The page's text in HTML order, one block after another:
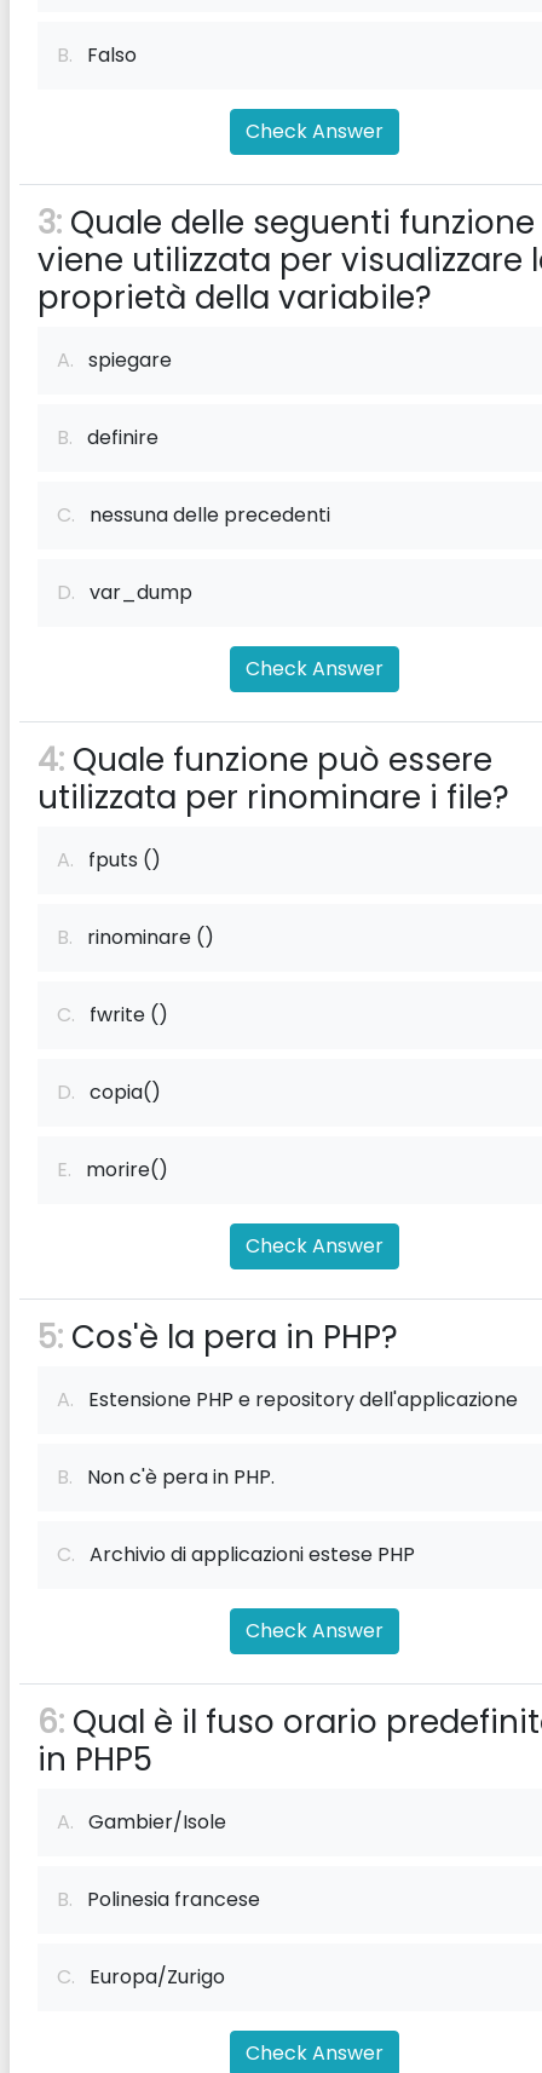
B. Falso
Check Answer
3: Quale delle seguenti funzione
viene utilizzata per visualizzare
proprietà della variabile?
A. spiegare
B. definire
C. nessuna delle precedenti
D. var_dump
Check Answer
4: Quale funzione può essere
utilizzata per rinominare i file?
A. fputs ()
B. rinominare ()
C. fwrite ()
D. copia()
E. morire()
Check Answer
5: Cos'è la pera in PHP?
A. Estensione PHP e repository dell'applicazione
B. Non c'è pera in PHP.
C. Archivio di applicazioni estese PHP
Check Answer
6: Qual è il fuso orario
in PHP5
A. Gambier/Isole
B. Polinesia francese
C. Europa/Zurigo
Check Answer